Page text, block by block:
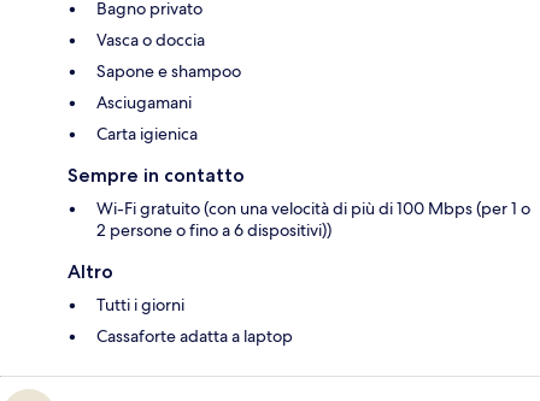
Bagno privato
Vasca o doccia
Sapone e shampoo
Asciugamani
Carta igienica
Sempre in contatto
Wi-Fi gratuito (con una velocità di più di 100 Mbps (per 1 o
2 persone o fino a 6 dispositivi))
Altro
Tutti i giorni
Cassaforte adatta a laptop